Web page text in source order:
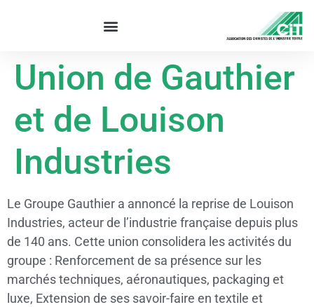
Union de Gauthier
et de Louison
Industries
Le Groupe Gauthier a annoncé la reprise de Louison
Industries, acteur de l’industrie française depuis plus
de 140 ans. Cette union consolidera les activités du
groupe : Renforcement de sa présence sur les
marchés techniques, aéronautiques, packaging et
luxe, Extension de ses savoir-faire en textile et